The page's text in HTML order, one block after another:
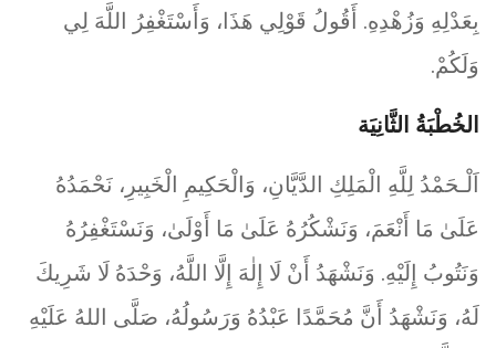
بِعَدْلِهِ وَزُهْدِهِ. أَقُولُ قَوْلِي هَذَا، وَأَسْتَغْفِرُ اللَّهَ لِي
وَلَكُمْ.
الخُطْبَةُ الثَّانِيَة
اَلْـحَمْدُ لِلَّهِ الْمَلِكِ الدَّيَّانِ، وَالْحَكِيمِ الْخَبِيرِ، نَحْمَدُهُ
عَلَىٰ مَا أَنْعَمَ، وَنَشْكُرُهُ عَلَىٰ مَا أَوْلَىٰ، وَنَسْتَغْفِرُهُ
وَنَتُوبُ إِلَيْهِ. وَنَشْهَدُ أَنْ لَا إِلٰهَ إِلَّا اللَّهُ، وَحْدَهُ لَا شَرِيكَ
لَهُ، وَنَشْهَدُ أَنَّ مُحَمَّدًا عَبْدُهُ وَرَسُولُهُ، صَلَّى اللهُ عَلَيْهِ